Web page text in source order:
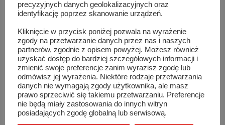
precyzyjnych danych geolokalizacyjnych oraz
identyfikację poprzez skanowanie urządzeń.
Kliknięcie w przycisk poniżej pozwala na wyrażenie
zgody na przetwarzanie danych przez nas i naszych
partnerów, zgodnie z opisem powyżej. Możesz również
uzyskać dostęp do bardziej szczegółowych informacji i
zmienić swoje preferencje zanim wyrazisz zgodę lub
odmówisz jej wyrażenia. Niektóre rodzaje przetwarzania
danych nie wymagają zgody użytkownika, ale masz
prawo sprzeciwić się takiemu przetwarzaniu. Preferencje
nie będą miały zastosowania do innych witryn
posiadających zgodę globalną lub serwisową.